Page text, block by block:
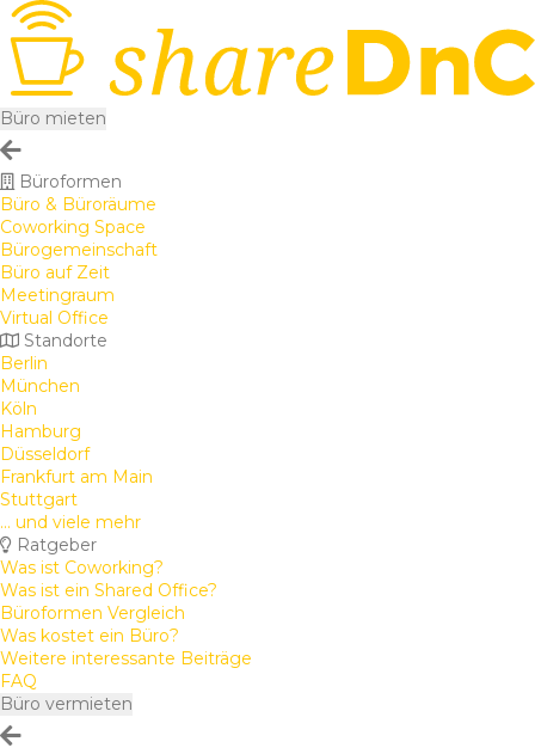
Büro mieten
Büroformen
Büro & Büroräume
Coworking Space
Bürogemeinschaft
Büro auf Zeit
Meetingraum
Virtual Office
Standorte
Berlin
München
Köln
Hamburg
Düsseldorf
Frankfurt am Main
Stuttgart
... und viele mehr
Ratgeber
Was ist Coworking?
Was ist ein Shared Office?
Büroformen Vergleich
Was kostet ein Büro?
Weitere interessante Beiträge
FAQ
Büro vermieten